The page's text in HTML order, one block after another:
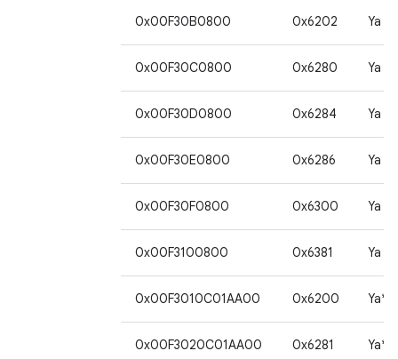
0x00F30B0800 0x6202 Ya
0x00F30C0800 0x6280 Ya
0x00F30D0800 0x6284 Ya
0x00F30E0800 0x6286 Ya
0x00F30F0800 0x6300 Ya
0x00F3100800 0x6381 Ya
0x00F3010C01AA00 0x6200 Ya*
0x00F3020C01AA00 0x6281 Ya*